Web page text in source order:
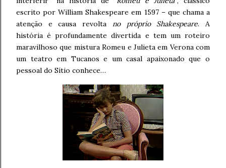
escrito por William Shakespeare em 1597 – que chama a
atenção e causa revolta no próprio Shakespeare. A
história é profundamente divertida e tem um roteiro
maravilhoso que mistura Romeu e Julieta em Verona com
um teatro em Tucanos e um casal apaixonado que o
pessoal do Sítio conhece…